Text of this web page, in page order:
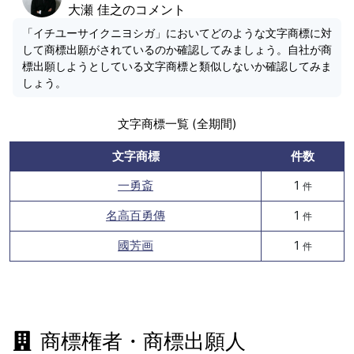
大瀬 佳之のコメント
「イチユーサイクニヨシガ」においてどのような文字商標に対
して商標出願がされているのか確認してみましょう。自社が商
標出願しようとしている文字商標と類似しないか確認してみま
しょう。
文字商標一覧 (全期間)
文字商標
件数
一勇斎
1 件
名高百勇傳 1 件
國芳画 1 件
商標権者・商標出願人